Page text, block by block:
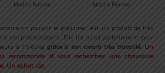
Modèle Femme Modèle Femme
on pouvait le présumer, est un produit de très
ces prédécesseurs. Elle ira aussi parfaitement pour
à 75-80kggrâce à son amorti très travaillé. Un
recommande si vous recherchez une chaussure
Un achat sûr.